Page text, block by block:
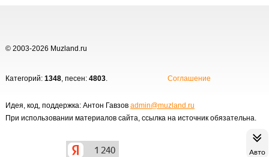
Авто
© 2003-2026 Muzland.ru
Категорий: 1348, песен: 4803. Соглашение
Идея, код, поддержка: Антон Гавзов admin@muzland.ru
При использовании материалов сайта, ссылка на источник обязательна.